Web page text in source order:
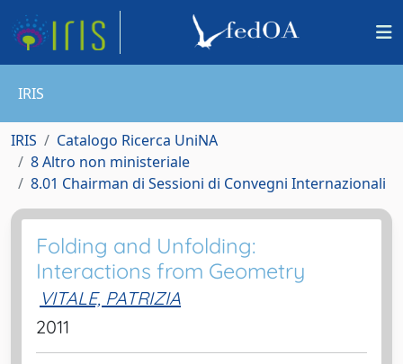
IRIS
IRIS
Catalogo Ricerca UniNA
8 Altro non ministeriale
8.01 Chairman di Sessioni di Convegni Internazionali
Folding and Unfolding:
Interactions from Geometry
VITALE, PATRIZIA
2011